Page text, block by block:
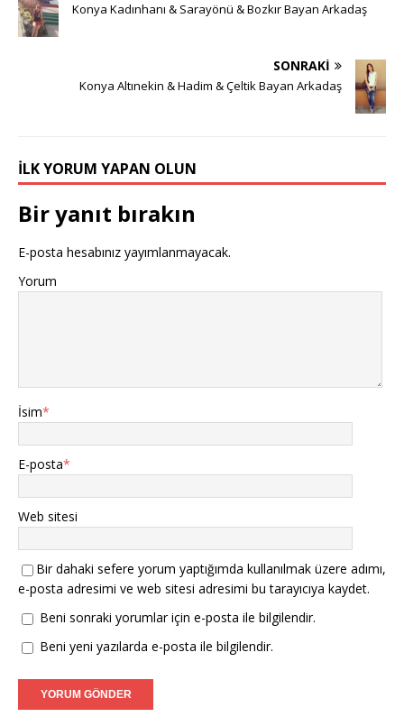
Konya Kadınhanı & Sarayönü & Bozkır Bayan Arkadaş
SONRAKI
Konya Altınekin & Hadim & Çeltik Bayan Arkadaş
İLK YORUM YAPAN OLUN
Bir yanıt bırakın
E-posta hesabınız yayımlanmayacak.
Yorum
İsim*
E-posta*
Web sitesi
Bir dahaki sefere yorum yaptığımda kullanılmak üzere adımı,
e-posta adresimi ve web sitesi adresimi bu tarayıcıya kaydet.
Beni sonraki yorumlar için e-posta ile bilgilendir.
Beni yeni yazılarda e-posta ile bilgilendir.